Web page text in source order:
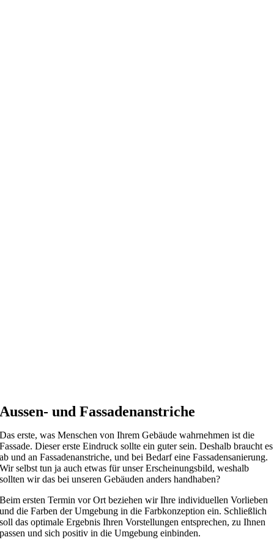
Aussen- und Fassadenanstriche
Das erste, was Menschen von Ihrem Gebäude wahrnehmen ist die
Fassade. Dieser erste Eindruck sollte ein guter sein. Deshalb braucht es
ab und an Fassadenanstriche, und bei Bedarf eine Fassadensanierung.
Wir selbst tun ja auch etwas für unser Erscheinungsbild, weshalb
sollten wir das bei unseren Gebäuden anders handhaben?
Beim ersten Termin vor Ort beziehen wir Ihre individuellen Vorlieben
und die Farben der Umgebung in die Farbkonzeption ein. Schließlich
soll das optimale Ergebnis Ihren Vorstellungen entsprechen, zu Ihnen
passen und sich positiv in die Umgebung einbinden.